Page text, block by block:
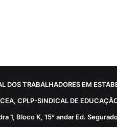
DOS TRABALHADORES EM
CPLP-SINDICAL DE
1, Bloco K, 15º andar Ed.